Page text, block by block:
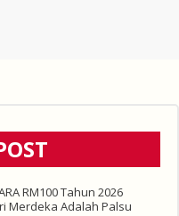
RM100 Tahun 2026
Merdeka Adalah Palsu